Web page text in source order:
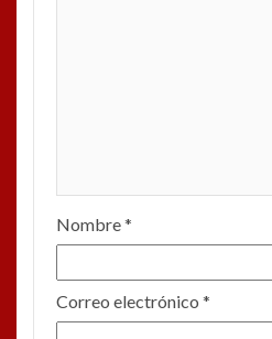
Nombre*
Correo electrónico *